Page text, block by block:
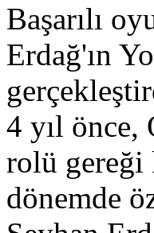
Başarılı
Erdağ'ın
4 yıl
rolü gereği
dönemde